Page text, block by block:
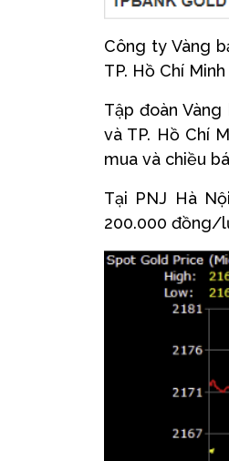
Công ty Vàng
TP. Hồ Chí
Tập đoàn
và TP. Hồ Chí
mua và chiều
Tại PNJ Hà
200.000 đồng/